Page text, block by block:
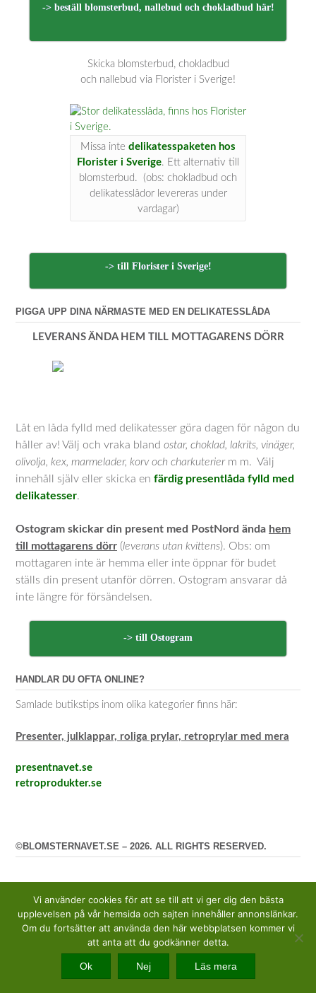
-> beställ blomsterbud, nallebud och chokladbud här!
Skicka blomsterbud, chokladbud
och nallebud via Florister i Sverige!
Missa inte delikatesspaketen hos
Florister i Sverige. Ett alternativ till
blomsterbud. (obs: chokladbud och
delikatesslådor levereras under
vardagar)
-> till Florister i Sverige!
PIGGA UPP DINA NÄRMASTE MED EN DELIKATESSLÅDA
LEVERANS ÄNDA HEM TILL MOTTAGARENS DÖRR
Låt en låda fylld med delikatesser göra dagen för någon du
håller av! Välj och vraka bland ostar, choklad, lakrits, vinäger,
olivolja, kex, marmelader, korv och charkuterierm m. Välj
innehåll själv eller skicka en färdig presentlåda fylld med
delikatesser.
Ostogram skickar din present med PostNord ända hem
till mottagarens dörr (leverans utan kvittens). Obs: om
mottagaren inte är hemma eller inte öppnar för budet
ställs din present utanför dörren. Ostogram ansvarar då
inte längre för försändelsen.
-> till Ostogram
HANDLAR DU OFTA ONLINE?
Samlade butikstips inom olika kategorier finns här:
Presenter, julklappar, roliga prylar, retroprylar med mera
presentnavet.se
retroprodukter.se
©BLOMSTERNAVET.SE – 2026. ALL RIGHTS RESERVED.
Vi använder cookies för att se till att vi ger dig den bästa
upplevelsen på vår hemsida och sajten innehåller annonslänkar.
Om du fortsätter att använda den här webbplatsen kommer vi
att anta att du godkänner detta.
Ok Nej Läs mera